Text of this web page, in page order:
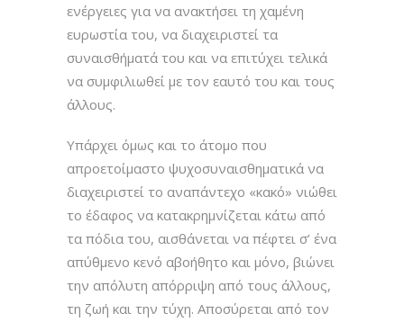
ενέργειες για να ανακτήσει τη χαμένη
ευρωστία του, να διαχειριστεί τα
συναισθήματά του και να επιτύχει τελικά
να συμφιλιωθεί με τον εαυτό του και τους
άλλους.
Υπάρχει όμως και το άτομο που
απροετοίμαστο ψυχοσυναισθηματικά να
διαχειριστεί το αναπάντεχο «κακό» νιώθει
το έδαφος να κατακρημνίζεται κάτω από
τα πόδια του, αισθάνεται να πέφτει σ’ ένα
απύθμενο κενό αβοήθητο και μόνο, βιώνει
την απόλυτη απόρριψη από τους άλλους,
τη ζωή και την τύχη. Αποσύρεται από τον